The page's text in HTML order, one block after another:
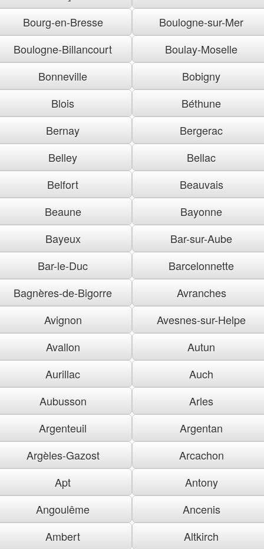
Bourg-en-Bresse
Boulogne-sur-Mer
Boulogne-Billancourt
Boulay-Moselle
Bonneville
Bobigny
Blois
Béthune
Bernay
Bergerac
Belley
Bellac
Belfort
Beauvais
Beaune
Bayonne
Bayeux
Bar-sur-Aube
Bar-le-Duc
Barcelonnette
Bagnères-de-Bigorre
Avranches
Avignon
Avesnes-sur-Helpe
Avallon
Autun
Aurillac
Auch
Aubusson
Arles
Argenteuil
Argentan
Argèles-Gazost
Arcachon
Apt
Antony
Angoulême
Ancenis
Ambert
Altkirch